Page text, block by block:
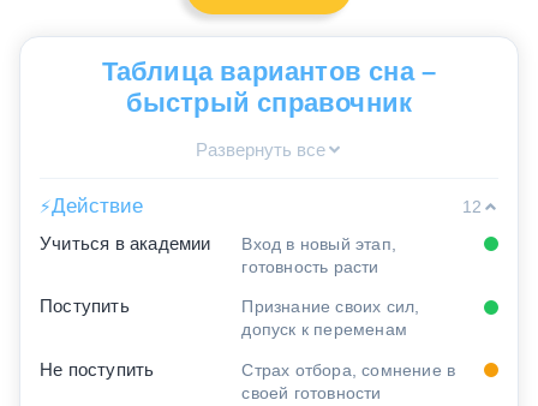
Таблица вариантов сна –
быстрый справочник
Развернуть все
⚡Действие
12
Учиться в академии
Вход в новый этап,
готовность расти
Поступить
Признание своих сил,
допуск к переменам
Не поступить
Страх отбора, сомнение в
своей готовности